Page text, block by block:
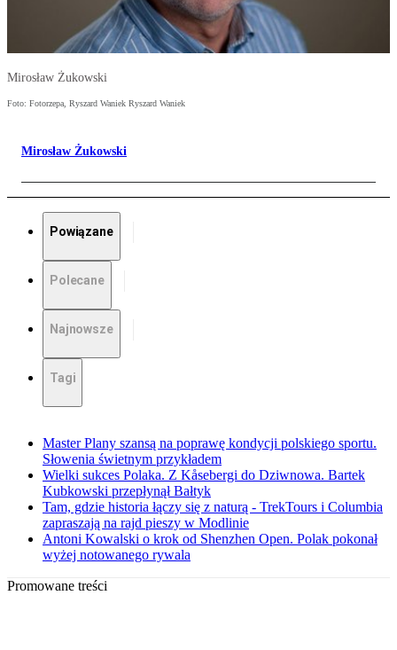
Mirosław Żukowski
Foto: Fotorzepa, Ryszard Waniek Ryszard Waniek
Mirosław Żukowski
Powiązane
Polecane
Najnowsze
Tagi
Master Plany szansą na poprawę kondycji polskiego sportu.
Słowenia świetnym przykładem
Wielki sukces Polaka. Z Kåsebergi do Dziwnowa. Bartek
Kubkowski przepłynął Bałtyk
Tam, gdzie historia łączy się z naturą - TrekTours i Columbia
zapraszają na rajd pieszy w Modlinie
Antoni Kowalski o krok od Shenzhen Open. Polak pokonał
wyżej notowanego rywala
Promowane treści